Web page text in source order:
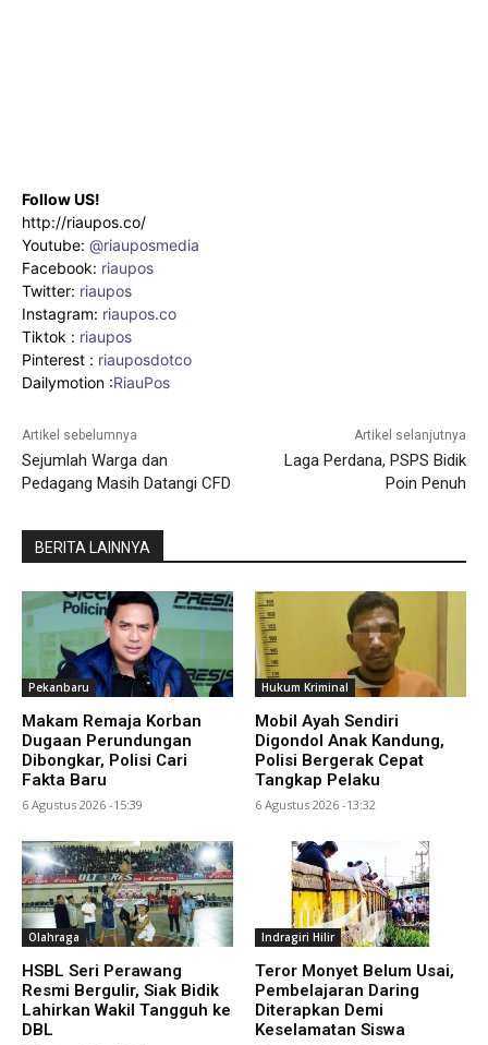
Follow US!
http://riaupos.co/
Youtube: @riauposmedia
Facebook: riaupos
Twitter: riaupos
Instagram: riaupos.co
Tiktok : riaupos
Pinterest : riauposdotco
Dailymotion :RiauPos
Artikel sebelumnya
Sejumlah Warga dan
Pedagang Masih Datangi CFD
Artikel selanjutnya
Laga Perdana, PSPS Bidik
Poin Penuh
BERITA LAINNYA
Pekanbaru
Makam Remaja Korban
Dugaan Perundungan
Dibongkar, Polisi Cari
Fakta Baru
6 Agustus 2026 -15:39
Hukum Kriminal
Mobil Ayah Sendiri
Digondol Anak Kandung,
Polisi Bergerak Cepat
Tangkap Pelaku
6 Agustus 2026 -13:32
Olahraga
HSBL Seri Perawang
Resmi Bergulir, Siak Bidik
Lahirkan Wakil Tangguh ke
DBL
Indragiri Hilir
Teror Monyet Belum Usai,
Pembelajaran Daring
Diterapkan Demi
Keselamatan Siswa